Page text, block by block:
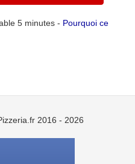
5 minutes - Pourquoi ce
2016 - 2026